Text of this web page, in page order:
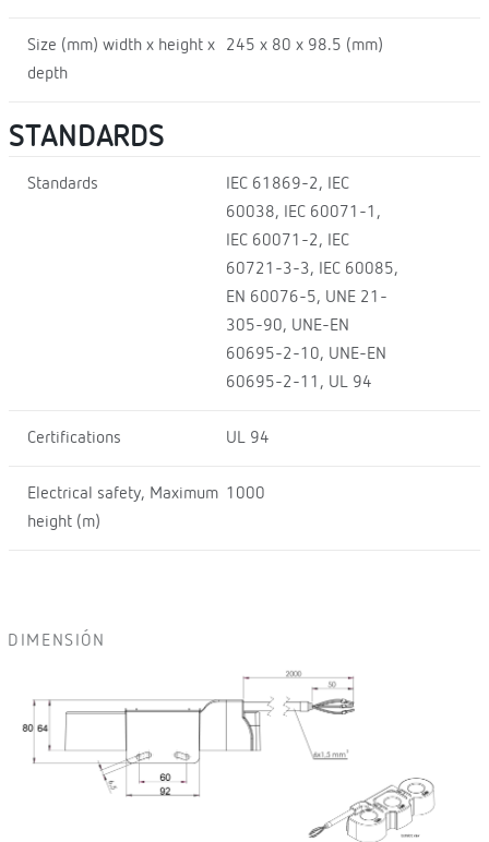
Size (mm) width x height x
depth
245 x 80 x 98.5 (mm)
STANDARDS
Standards
IEC 61869-2, IEC
60038, IEC 60071-1,
IEC 60071-2, IEC
60721-3-3, IEC 60085,
EN 60076-5, UNE 21-
305-90, UNE-EN
60695-2-10, UNE-EN
60695-2-11, UL 94
Certifications UL 94
Electrical safety, Maximum
height (m)
1000
DIMENSIÓN